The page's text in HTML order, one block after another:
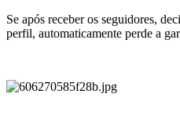
Se após receber os seguidores,
perfil, automaticamente perde a